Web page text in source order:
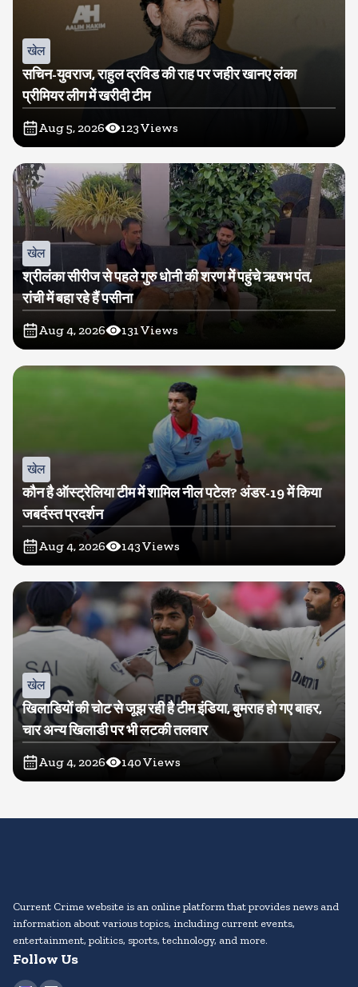
खेल
सचिन-युवराज, राहुल द्रविड की राह पर जहीर खानए लंका
प्रीमियर लीग में खरीदी टीम
Aug 5, 2026 123Views
खेल
श्रीलंका सीरीज से पहले गुरु धोनी की शरण में पहुंचे ऋषभ पंत,
रांची में बहा रहे हैं पसीना
Aug 4, 2026 131Views
खेल
कौन है ऑस्ट्रेलिया टीम में शामिल नील पटेल? अंडर-19 में किया
जबर्दस्त प्रदर्शन
Aug 4, 2026 143Views
खेल
खिलाडियों की चोट से जूझ रही है टीम इंडिया, बुमराह हो गए बाहर,
चार अन्य खिलाडी पर भी लटकी तलवार
Aug 4, 2026 140Views
Current Crime website is an online platform that provides news and
information about various topics, including current events,
entertainment, politics, sports, technology, and more.
Follow Us